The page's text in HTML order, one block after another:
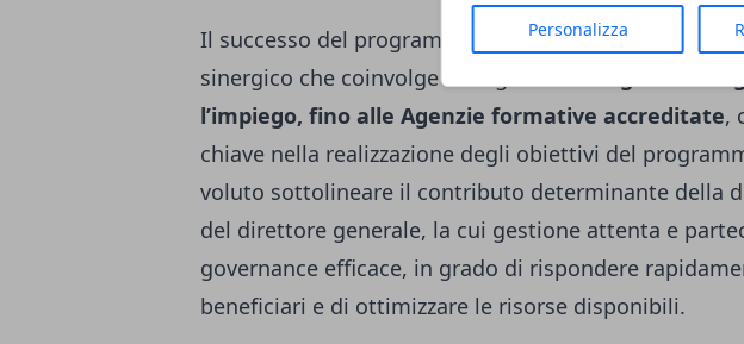
Personalizza
Il successo del programma, anche nelle fasi
sinergico che coinvolge tutti gli attori:
l’impiego, fino alle Agenzie formative accreditate,
chiave nella realizzazione degli obiettivi del
voluto sottolineare il contributo determinante della
del direttore generale, la cui gestione attenta e
governance efficace, in grado di rispondere
beneficiari e di ottimizzare le risorse disponibili.